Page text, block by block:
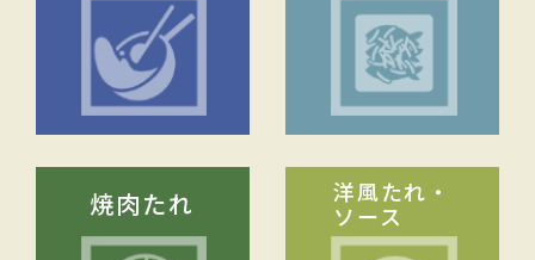
焼肉たれ
洋風たれ・
ソース